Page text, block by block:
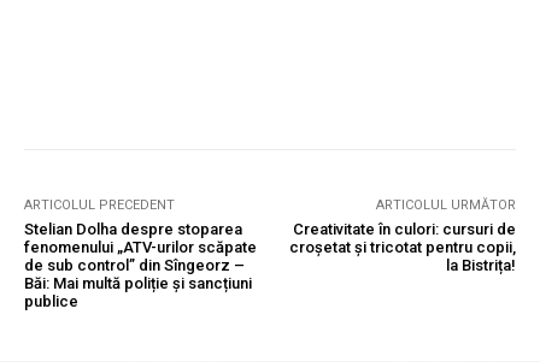
ARTICOLUL PRECEDENT
Stelian Dolha despre stoparea
fenomenului „ATV-urilor scăpate
de sub control” din Sîngeorz –
Băi: Mai multă poliție și sancțiuni
publice
ARTICOLUL URMĂTOR
Creativitate în culori: cursuri de
croșetat și tricotat pentru copii,
la Bistrița!